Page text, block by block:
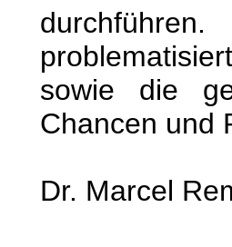
sowie die
Chancen und
Dr. Marcel